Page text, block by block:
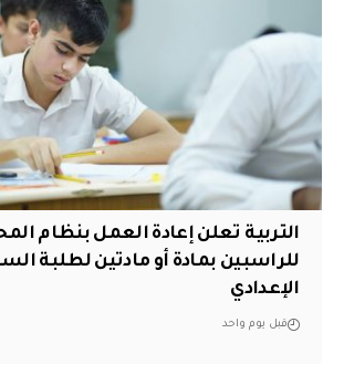
التربية تعلن إعادة العمل بنظام
للراسبين بمادة أو مادتين لطلبة
الإعدادي
قبل يوم واحد